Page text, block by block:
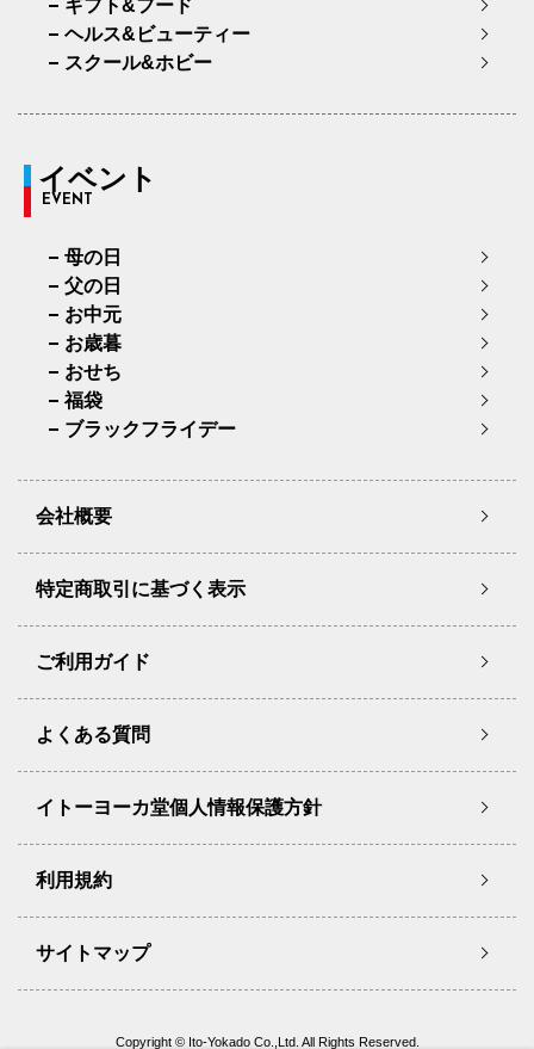
ギフト&フード
ヘルス&ビューティー
スクール&ホビー
イベント
EVENT
母の日
父の日
お中元
お歳暮
おせち
福袋
ブラックフライデー
会社概要
特定商取引に基づく表示
ご利用ガイド
よくある質問
イトーヨーカ堂個人情報保護方針
利用規約
サイトマップ
Copyright © Ito-Yokado Co.,Ltd. All Rights Reserved.